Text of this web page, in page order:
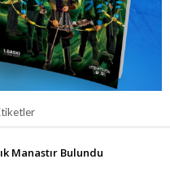
Manastır Bulundu